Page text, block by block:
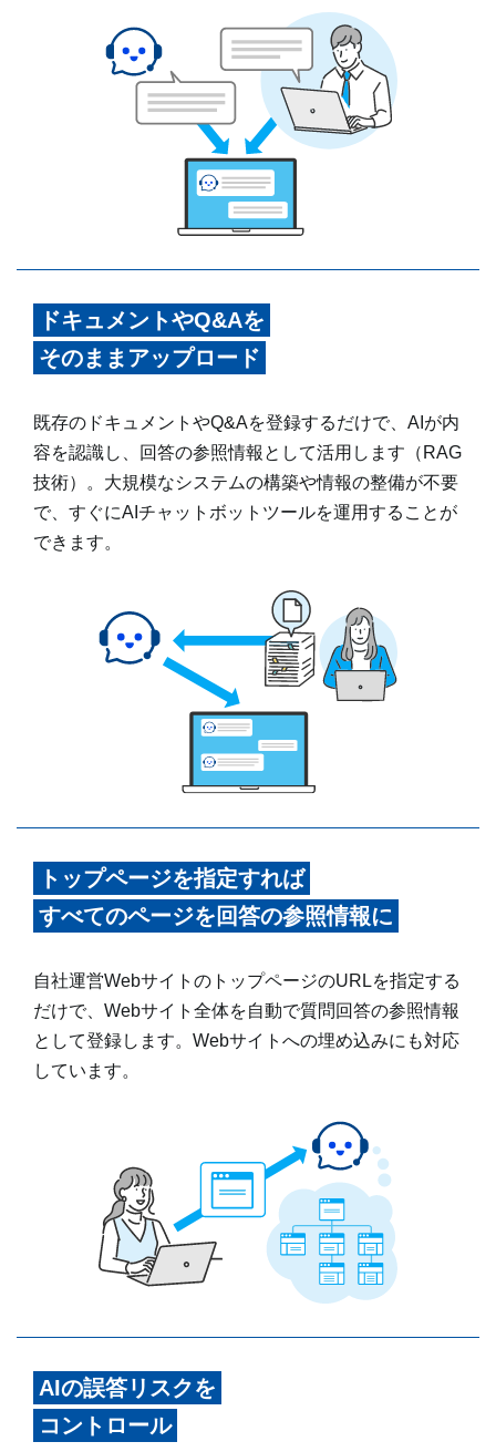
ドキュメントやQ&Aを
そのままアップロード
既存のドキュメントやQ&Aを登録するだけで、AIが内
容を認識し、回答の参照情報として活用します（RAG
技術）。大規模なシステムの構築や情報の整備が不要
で、すぐにAIチャットボットツールを運用することが
できます。
トップページを指定すれば
すべてのページを回答の参照情報に
自社運営WebサイトのトップページのURLを指定する
だけで、Webサイト全体を自動で質問回答の参照情報
として登録します。Webサイトへの埋め込みにも対応
しています。
AIの誤答リスクを
コントロール